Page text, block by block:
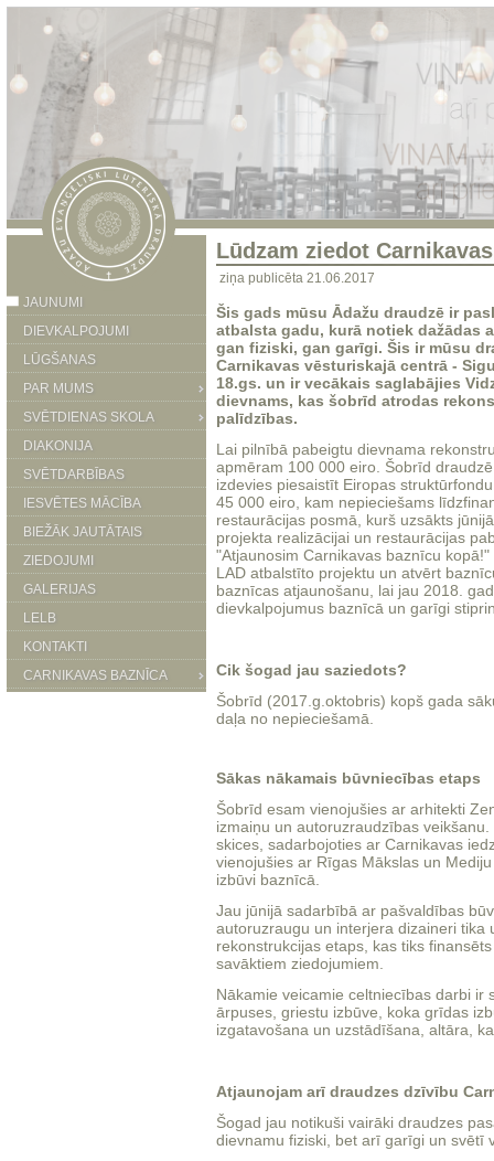
JAUNUMI
DIEVKALPOJUMI
LŪGŠANAS
PAR MUMS
SVĒTDIENAS SKOLA
DIAKONIJA
SVĒTDARBĪBAS
IESVĒTES MĀCĪBA
BIEŽĀK JAUTĀTAIS
ZIEDOJUMI
GALERIJAS
LELB
KONTAKTI
CARNIKAVAS BAZNĪCA
Lūdzam ziedot
ziņa publicēta 21.06.2017
Šis gads mūsu Ādažu draudzē ir
atbalsta gadu, kurā notiek dažādas
gan fiziski, gan garīgi. Šis ir mūsu
Carnikavas vēsturiskajā centrā -
18.gs. un ir vecākais saglabājies
dievnams, kas šobrīd atrodas
palīdzības.
Lai pilnībā pabeigtu dievnama
apmēram 100 000 eiro. Šobrīd
izdevies piesaistīt Eiropas
45 000 eiro, kam nepieciešams
restaurācijas posmā, kurš uzsākts jūnijā
projekta realizācijai un restaurācijas
"Atjaunosim Carnikavas baznīcu
LAD atbalstīto projektu un atvērt
baznīcas atjaunošanu, lai jau 2018.
dievkalpojumus baznīcā un garīgi
Cik šogad jau saziedots?
Šobrīd (2017.g.oktobris) kopš gada
daļa no nepieciešamā.
Sākas nākamais būvniecības etaps
Šobrīd esam vienojušies ar arhitekti
izmaiņu un autoruzraudzības
skices, sadarbojoties ar Carnikavas
vienojušies ar Rīgas Mākslas un
izbūvi baznīcā.
Jau jūnijā sadarbībā ar pašvaldības
autoruzraugu un interjera dizaineri
rekonstrukcijas etaps, kas tiks
savāktiem ziedojumiem.
Nākamie veicamie celtniecības darbi ir
ārpuses, griestu izbūve, koka grīdas
izgatavošana un uzstādīšana, altāra,
Atjaunojam arī draudzes dzīvību
Šogad jau notikuši vairāki draudzes
dievnamu fiziski, bet arī garīgi un svētī